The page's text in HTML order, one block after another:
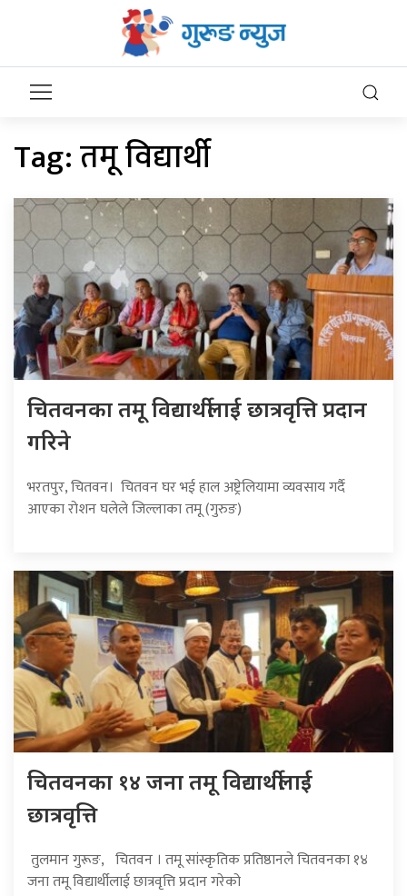
Tag:तमू विद्यार्थी
चितवनका तमू विद्यार्थीलाई छात्रवृत्ति प्रदान
गरिने
भरतपुर, चितवन। चितवन घर भई हाल अष्ट्रेलियामा व्यवसाय गर्दै
आएका रोशन घलेले जिल्लाका तमू (गुरुङ)
चितवनका १४ जना तमू विद्यार्थीलाई
छात्रवृत्ति
तुलमान गुरूङ, चितवन । तमू सांस्कृतिक प्रतिष्ठानले चितवनका १४
जना तमू विद्यार्थीलाई छात्रवृत्ति प्रदान गरेको